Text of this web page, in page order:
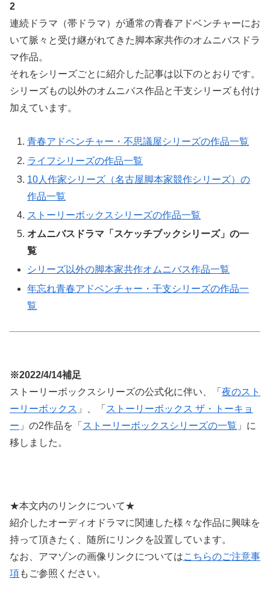
2
連続ドラマ（帯ドラマ）が通常の青春アドベンチャーにお
いて脈々と受け継がれてきた脚本家共作のオムニバスドラ
マ作品。
それをシリーズごとに紹介した記事は以下のとおりです。
シリーズもの以外のオムニバス作品と干支シリーズも付け
加えています。
青春アドベンチャー・不思議屋シリーズの作品一覧
ライフシリーズの作品一覧
10人作家シリーズ（名古屋脚本家競作シリーズ）の
作品一覧
ストーリーボックスシリーズの作品一覧
オムニバスドラマ「スケッチブックシリーズ」の一
覧
シリーズ以外の脚本家共作オムニバス作品一覧
年忘れ青春アドベンチャー・干支シリーズの作品一
覧
※2022/4/14補足
ストーリーボックスシリーズの公式化に伴い、「 夜のスト
ーリーボックス 」、「 ストーリーボックス ザ・トーキョ
ー 」の2作品を「 ストーリーボックスシリーズの一覧 」に
移しました。
★本文内のリンクについて★
紹介したオーディオドラマに関連した様々な作品に興味を
持って頂きたく、随所にリンクを設置しています。
なお、アマゾンの画像リンクについてはこちらのご注意事
項もご参照ください。